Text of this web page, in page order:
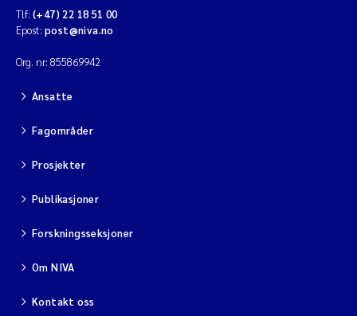
Tlf: (+47) 22 18 51 00
Epost: post@niva.no
Org. nr: 855869942
Ansatte
Fagområder
Prosjekter
Publikasjoner
Forskningsseksjoner
Om NIVA
Kontakt oss